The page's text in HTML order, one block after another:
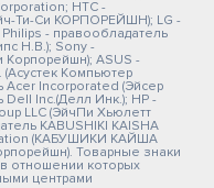
HTC -
Ти-Си КОРПОРЕЙШН); LG -
- правообладатель
Н.В.); Sony -
Корпорейшн); ASUS -
(Асустек Компьютер
Acer Incorporated (Эйсер
Dell Inc.(Делл Инк.); HP -
LLC (ЭйчПи Хьюлетт
KABUSHIKI KAISHA
(КАБУШИКИ КАЙША
Товарные знаки
отношении которых
центрами